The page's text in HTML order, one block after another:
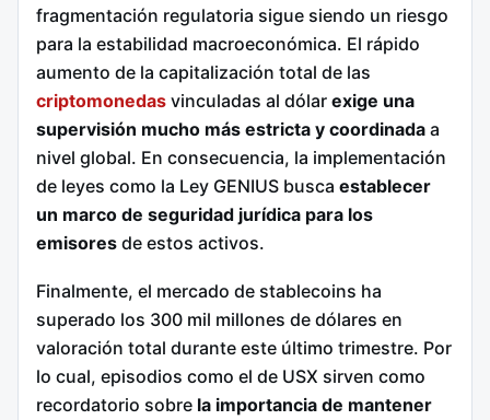
fragmentación regulatoria sigue siendo un riesgo
para la estabilidad macroeconómica. El rápido
aumento de la capitalización total de las
criptomonedas vinculadas al dólar exige una
supervisión mucho más estricta y coordinada a
nivel global. En consecuencia, la implementación
de leyes como la Ley GENIUS busca establecer
un marco de seguridad jurídica para los
emisores de estos activos.
Finalmente, el mercado de stablecoins ha
superado los 300 mil millones de dólares en
valoración total durante este último trimestre. Por
lo cual, episodios como el de USX sirven como
recordatorio sobre la importancia de mantener